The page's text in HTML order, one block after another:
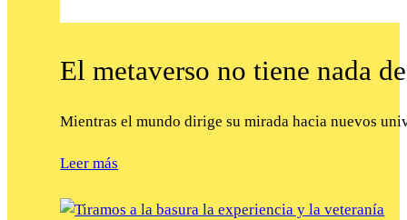
El metaverso no tiene nada
Mientras el mundo dirige su mirada hacia nuevos
Leer más